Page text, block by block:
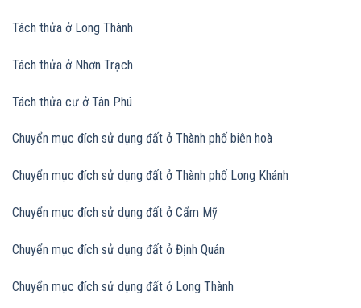
Tách thửa ở Long Thành
Tách thửa ở Nhơn Trạch
Tách thửa cư ở Tân Phú
Chuyển mục đích sử dụng đất ở Thành phố biên hoà
Chuyển mục đích sử dụng đất ở Thành phố Long Khánh
Chuyển mục đích sử dụng đất ở Cẩm Mỹ
Chuyển mục đích sử dụng đất ở Định Quán
Chuyển mục đích sử dụng đất ở Long Thành